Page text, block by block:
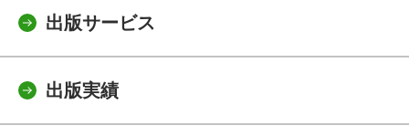
出版サービス
出版実績